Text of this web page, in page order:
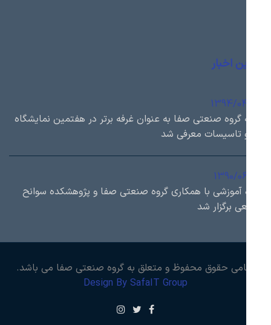
اخبار
1394/
گروه صنعتی صفا به عنوان غرفه برتر در هفتمین نمایشگاه
تاسیسات معرفی شد
1390/
آموزشی با همكاري گروه صنعتی صفا و پژوهشكده سوانح
برگزار شد
حقوق محفوظ و متعلق به گروه صنعتی صفا می باشد.
Design By SafaIT Group